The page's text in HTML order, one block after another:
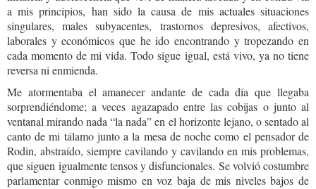
a mis principios, han sido la causa de mis actuales situaciones
singulares, males subyacentes, trastornos depresivos, afectivos,
laborales y económicos que he ido encontrando y tropezando en
cada momento de mi vida. Todo sigue igual, está vivo, ya no tiene
reversa ni enmienda.
Me atormentaba el amanecer andante de cada día que llegaba
sorprendiéndome; a veces agazapado entre las cobijas o junto al
ventanal mirando nada “la nada” en el horizonte lejano, o sentado al
canto de mi tálamo junto a la mesa de noche como el pensador de
Rodin, abstraído, siempre cavilando y cavilando en mis problemas,
que siguen igualmente tensos y disfuncionales. Se volvió costumbre
parlamentar conmigo mismo en voz baja de mis niveles bajos de